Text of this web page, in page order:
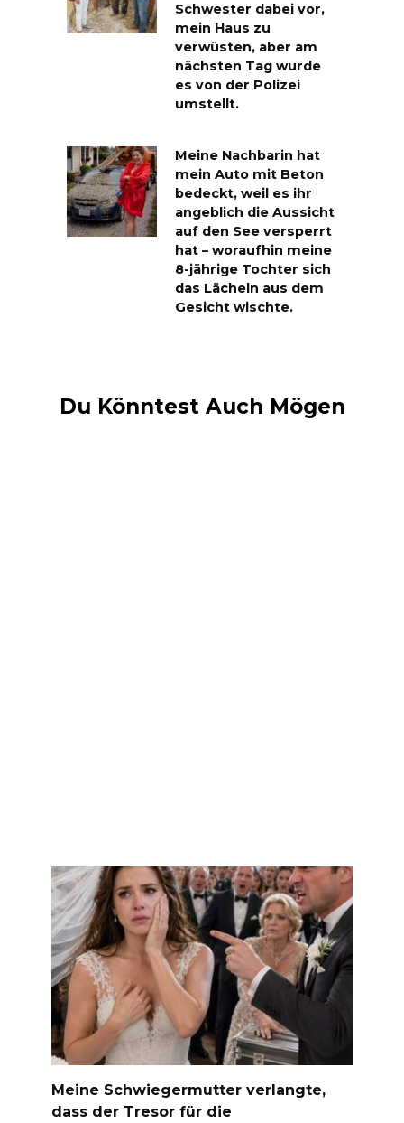
Schwester dabei vor,
mein Haus zu
verwüsten, aber am
nächsten Tag wurde
es von der Polizei
umstellt.
Meine Nachbarin hat
mein Auto mit Beton
bedeckt, weil es ihr
angeblich die Aussicht
auf den See versperrt
hat – woraufhin meine
8-jährige Tochter sich
das Lächeln aus dem
Gesicht wischte.
Du Könntest Auch Mögen
Meine Schwiegermutter verlangte,
dass der Tresor für die